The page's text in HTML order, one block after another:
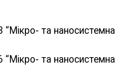
“Мікро- та наносистемна
“Мікро- та наносистемна